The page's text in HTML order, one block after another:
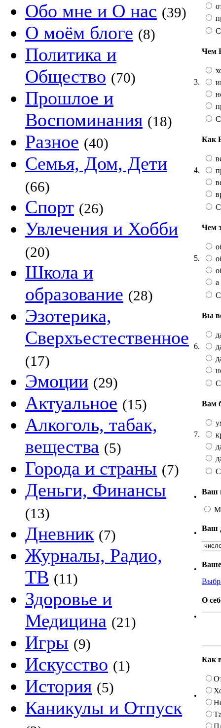
Обо мне и О нас (39)
О моём блоге (8)
Политика и
Общество (70)
Прошлое и
Воспоминания (18)
Разное (40)
Семья, Дом, Дети
(66)
Спорт (26)
Увлечения и Хобби
(20)
Школа и
образование (28)
Эзотерика,
Сверхъестественное
(17)
Эмоции (29)
Актуальное (15)
Алкоголь, табак,
вещества (5)
Города и страны (7)
Деньги, Финансы
(13)
Дневник (7)
Журналы, Радио,
ТВ (11)
Здоровье и
Медицина (21)
Игры (9)
Искусство (1)
История (5)
Каникулы и Отпуск
3.
Чем
4.
Как
5.
Чем
а
6.
Вы
7.
Вам
•
Ваш
•
Ваш
•
Ваше
•
О
•
Как